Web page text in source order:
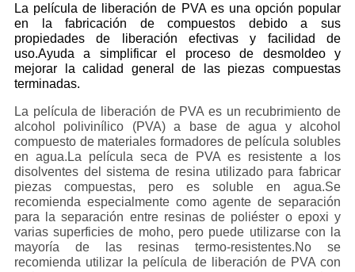
La película de liberación de PVA es una opción popular
en la fabricación de compuestos debido a sus
propiedades de liberación efectivas y facilidad de
uso.Ayuda a simplificar el proceso de desmoldeo y
mejorar la calidad general de las piezas compuestas
terminadas.
La película de liberación de PVA es un recubrimiento de
alcohol polivinílico (PVA) a base de agua y alcohol
compuesto de materiales formadores de película solubles
en agua.La película seca de PVA es resistente a los
disolventes del sistema de resina utilizado para fabricar
piezas compuestas, pero es soluble en agua.Se
recomienda especialmente como agente de separación
para la separación entre resinas de poliéster o epoxi y
varias superficies de moho, pero puede utilizarse con la
mayoría de las resinas termo-resistentes.No se
recomienda utilizar la película de liberación de PVA con